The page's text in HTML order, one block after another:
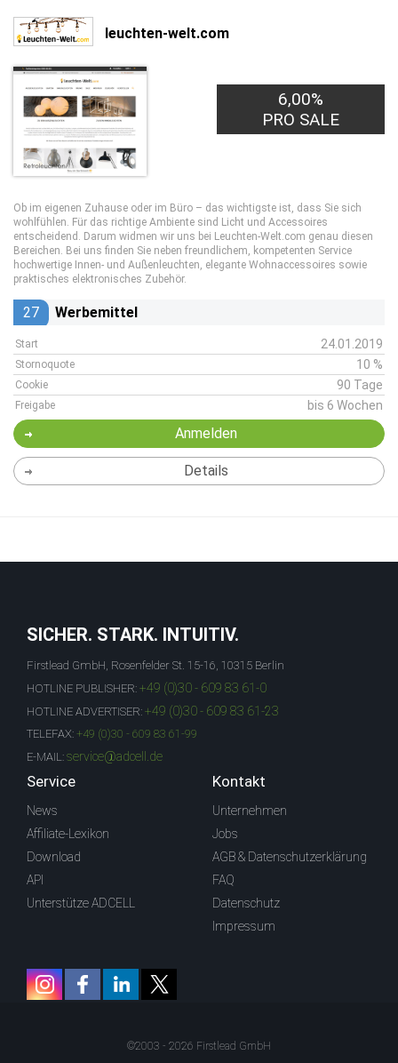
leuchten-welt.com
6,00%
PRO SALE
Ob im eigenen Zuhause oder im Büro – das wichtigste ist, dass Sie sich
wohlfühlen. Für das richtige Ambiente sind Licht und Accessoires
entscheidend. Darum widmen wir uns bei Leuchten-Welt.com genau diesen
Bereichen. Bei uns finden Sie neben freundlichem, kompetenten Service
hochwertige Innen- und Außenleuchten, elegante Wohnaccessoires sowie
praktisches elektronisches Zubehör.
27 Werbemittel
Start 24.01.2019
Stornoquote 10 %
Cookie 90 Tage
Freigabe bis 6 Wochen
Anmelden
Details
SICHER. STARK. INTUITIV.
Firstlead GmbH, Rosenfelder St. 15-16, 10315 Berlin
HOTLINE PUBLISHER: +49 (0)30 - 609 83 61-0
HOTLINE ADVERTISER: +49 (0)30 - 609 83 61-23
TELEFAX: +49 (0)30 - 609 83 61-99
E-MAIL: service@adcell.de
Service
News
Affiliate-Lexikon
Download
API
Unterstütze ADCELL
Kontakt
Unternehmen
Jobs
AGB & Datenschutzerklärung
FAQ
Datenschutz
Impressum
©2003 - 2026 Firstlead GmbH